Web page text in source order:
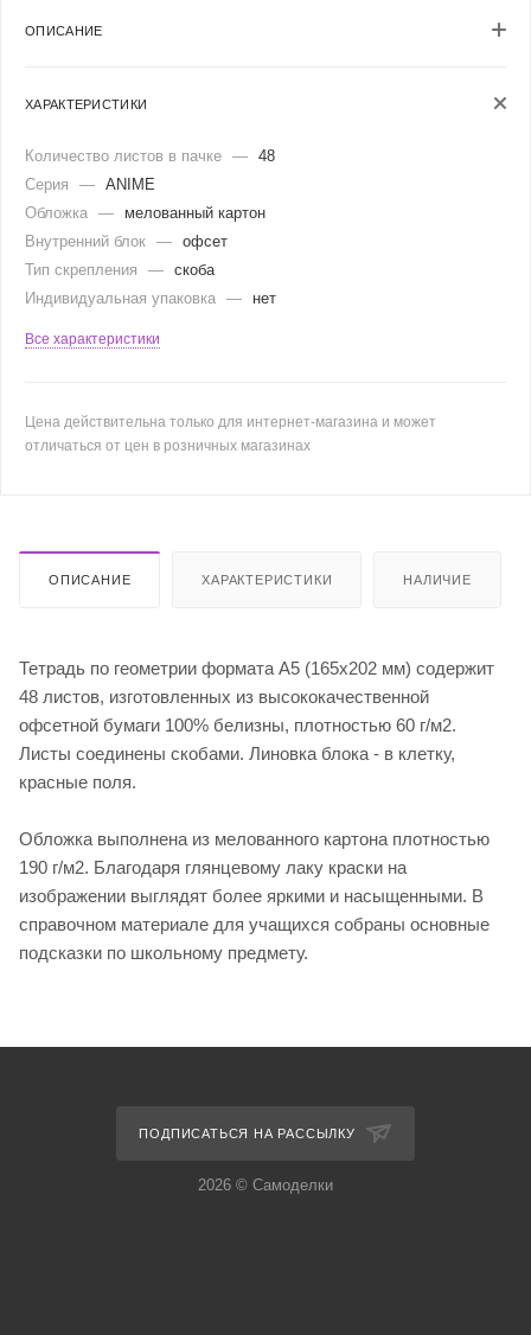
ОПИСАНИЕ
ХАРАКТЕРИСТИКИ
Количество листов в пачке — 48
Серия
— ANIME
Обложка —
мелованный картон
Внутренний блок — офсет
Тип скрепления
— скоба
Индивидуальная упаковка — нет
Все характеристики
Цена действительна только для интернет-магазина и может
отличаться от цен в розничных магазинах
ОПИСАНИЕ ХАРАКТЕРИСТИКИ НАЛИЧИЕ
Тетрадь по геометрии формата А5 (165х202 мм) содержит
48 листов, изготовленных из высококачественной
офсетной бумаги 100% белизны, плотностью 60 г/м2.
Листы соединены скобами. Линовка блока - в клетку,
красные поля.
Обложка выполнена из мелованного картона плотностью
190 г/м2. Благодаря глянцевому лаку краски на
изображении выглядят более яркими и насыщенными. В
справочном материале для учащихся собраны основные
подсказки по школьному предмету.
ПОДПИСАТЬСЯ НА РАССЫЛКУ
2026 © Самоделки